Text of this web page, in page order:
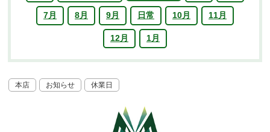
7月 8月 9月 日常 10月 11月
12月 1月
本店 お知らせ 休業日